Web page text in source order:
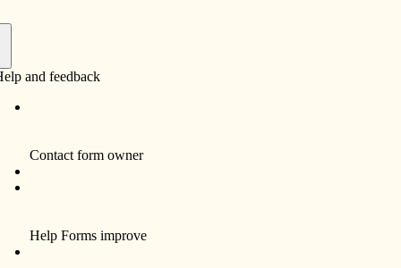
cuando su departamento se enteró que un grupo de
Visión 20/20, con conocimientos iniciales
seminarista Osmin Meléndez, Karen Dugan y Juan
auricular para poder escuchar la traducción de las